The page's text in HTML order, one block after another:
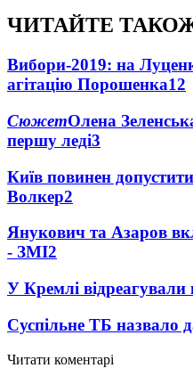
ЧИТАЙТЕ
Вибори-2019: на
агітацію Порошенка12
СюжетОлена
першу леді3
Київ повинен
Волкер2
Янукович та Азаров
- ЗМІ2
У Кремлі відреагували
Суспільне ТБ назвало
Читати коментарі